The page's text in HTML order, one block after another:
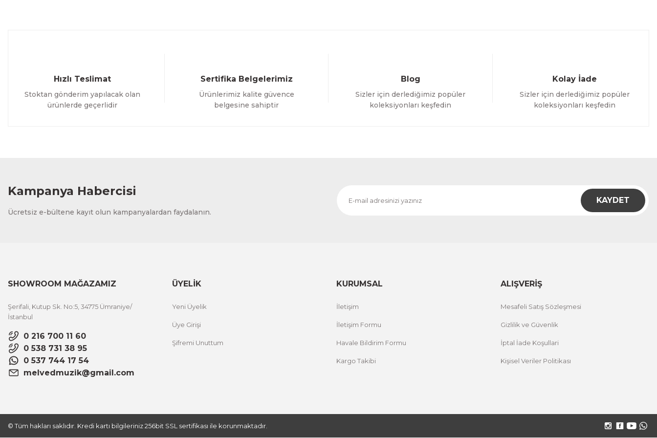
Hızlı Teslimat
Stoktan gönderim yapılacak olan
ürünlerde geçerlidir
Sertifika Belgelerimiz
Ürünlerimiz kalite güvence
belgesine sahiptir
Blog
Sizler için derlediğimiz popüler
koleksiyonları keşfedin
Kolay İade
Sizler için derlediğimiz popüler
koleksiyonları keşfedin
Kampanya Habercisi
Ücretsiz e-bültene kayıt olun kampanyalardan faydalanın.
KAYDET
SHOWROOM MAĞAZAMIZ
Şerifali, Kutup Sk. No:5, 34775 Ümraniye/
İstanbul
0 216 700 11 60
0 538 731 38 95
0 537 744 17 54
melvedmuzik@gmail.com
ÜYELİK
Yeni Üyelik
Üye Girişi
Şifremi Unuttum
KURUMSAL
İletişim
İletişim Formu
Havale Bildirim Formu
Kargo Takibi
ALIŞVERİŞ
Mesafeli Satış Sözleşmesi
Gizlilik ve Güvenlik
İptal İade Koşullari
Kişisel Veriler Politikası
© Tüm hakları saklıdır. Kredi kartı bilgileriniz 256bit SSL sertifikası ile korunmaktadır.